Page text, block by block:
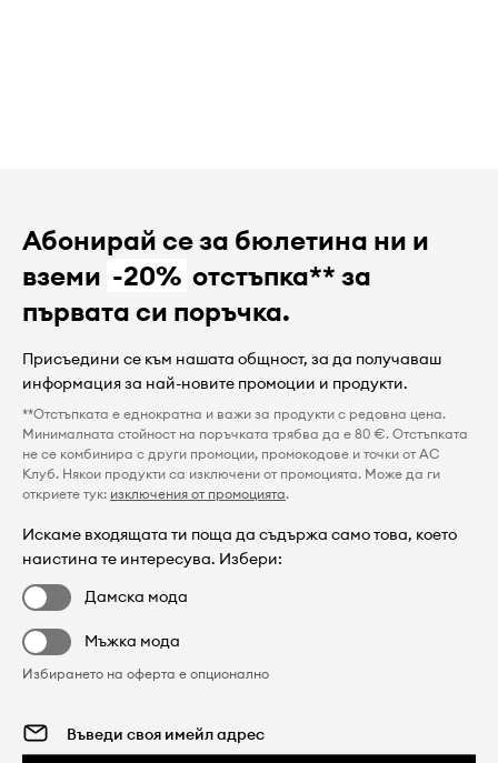
Абонирай се за бюлетина ни и
вземи -20% отстъпка** за
първата си поръчка.
Присъедини се към нашата общност, за да получаваш
информация за най-новите промоции и продукти.
**Отстъпката е еднократна и важи за продукти с редовна цена.
Минималната стойност на поръчката трябва да е 80 €. Отстъпката
не се комбинира с други промоции, промокодове и точки от AC
Клуб. Някои продукти са изключени от промоцията. Може да ги
откриете тук: изключения от промоцията.
Искаме входящата ти поща да съдържа само това, което
наистина те интересува. Избери:
Дамска мода
Мъжка мода
Избирането на оферта е опционално